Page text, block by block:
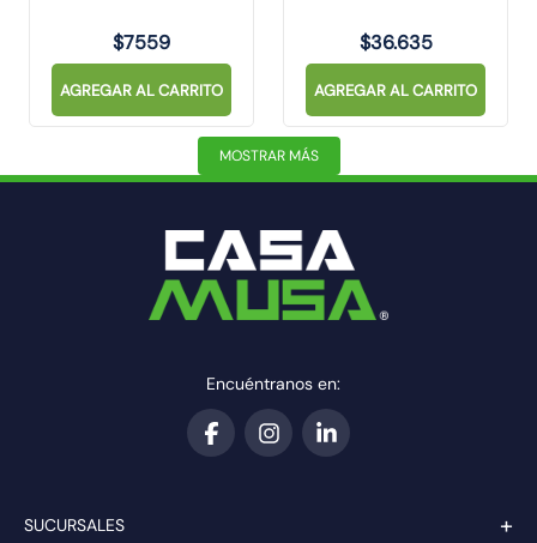
$7559
AGREGAR AL CARRITO
$36.635
AGREGAR AL CARRITO
MOSTRAR MÁS
Encuéntranos en:
SUCURSALES +